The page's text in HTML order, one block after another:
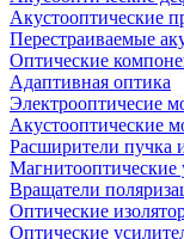
Акустооптические
Перестраиваемые
Оптические
Адаптивная оптика
Электрооптичесие
Акустооптические
Расширители пучка
Магнитооптические
Вращатели
Оптические
Оптические